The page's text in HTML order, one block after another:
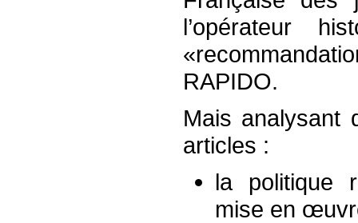
l’opérateur
RAPIDO.
Mais analysant
articles :
la politique
mise en